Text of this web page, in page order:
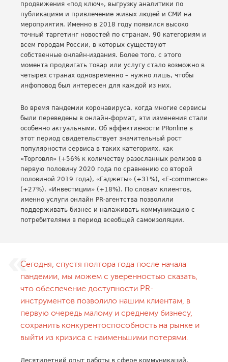
продвижения «под ключ», выгрузку аналитики по
публикациям и привлечение живых людей и СМИ на
мероприятия. Именно в 2018 году появился высоко
точный таргетинг новостей по странам, 90 категориям и
всем городам России, в которых существуют
собственные онлайн-издания. Более того, с этого
момента продвигать товар или услугу стало возможно в
четырех странах одновременно – нужно лишь, чтобы
инфоповод был интересен для каждой из них.
Во время пандемии коронавируса, когда многие сервисы
были переведены в онлайн-формат, эти изменения стали
особенно актуальными. Об эффективности PRonline в
этот период свидетельствует значительный рост
популярности сервиса в таких категориях, как
«Торговля» (+56% к количеству разосланных релизов в
первую половину 2020 года по сравнению со второй
половиной 2019 года), «Гаджеты» (+31%), «E-commerce»
(+27%), «Инвестиции» (+18%). По словам клиентов,
именно услуги онлайн PR-агентства позволили
поддерживать бизнес и налаживать коммуникацию с
потребителями в период всеобщей самоизоляции.
Сегодня, спустя полтора года после начала
пандемии, мы можем с уверенностью сказать,
что обеспечение доступности PR-
инструментов позволило нашим клиентам, в
первую очередь малому и среднему бизнесу,
сохранить конкурентоспособность на рынке и
выйти из кризиса с наименьшими потерями.
Десятилетний опыт работы в сфере коммуникаций,